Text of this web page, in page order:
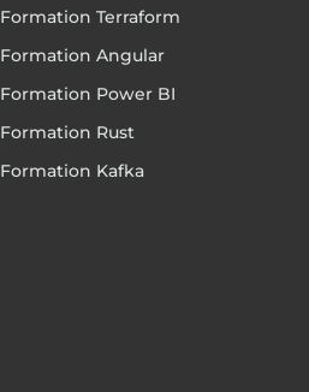
Formation Terraform
Formation Angular
Formation Power BI
Formation Rust
Formation Kafka